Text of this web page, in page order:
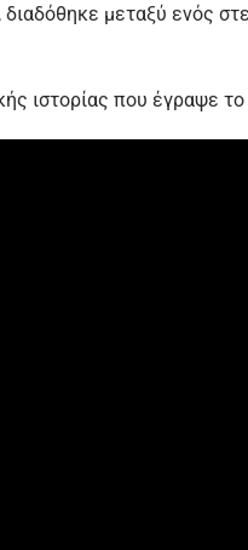
μεταξύ ενός
ιστορίας που έγραψε